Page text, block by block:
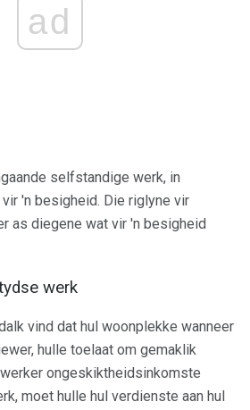
ad
selfstandige werk, in
'n besigheid. Die riglyne vir
as diegene wat vir 'n besigheid
werk
vind dat hul woonplekke wanneer
hulle toelaat om gemaklik
ongeskiktheidsinkomste
moet hulle hul verdienste aan hul